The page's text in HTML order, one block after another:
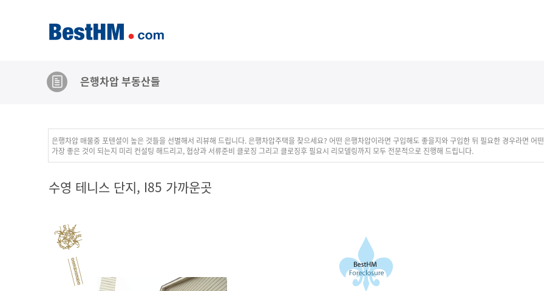
은행차압 부동산들
은행차압 매물중 포텐셜이 높은 것들을 선별해서 리뷰해 드립니다. 은행차압주택을 찾으세요? 어떤 은행차압이라면 구입해도 좋을지와 구입한 뒤 필요한 경우라면 어
가장 좋은 것이 되는지 미리 컨설팅 해드리고, 협상과 서류준비 클로징 그리고 클로징후 필요시 리모델링까지 모두 전문적으로 진행해 드립니다.
수영 테니스 단지, I85 가까운곳